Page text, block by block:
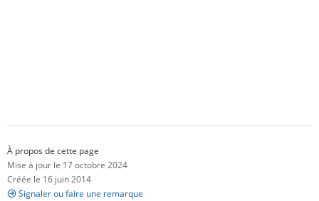
À propos de cette page
Mise à jour le 17 octobre 2024
Créée le 16 juin 2014
Signaler ou faire une remarque